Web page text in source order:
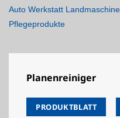
Auto Werkstatt
Pflegeprodukte
Planenreiniger
PRODUKTBLATT